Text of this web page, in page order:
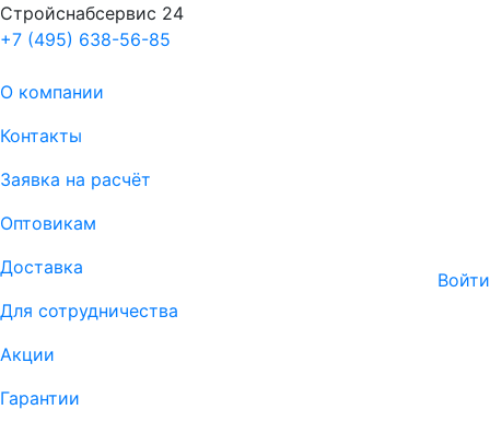
Стройснабсервис 24
+7 (495) 638-56-85
О компании
Контакты
Заявка на расчёт
Оптовикам
Доставка
Для сотрудничества
Акции
Гарантии
Войти